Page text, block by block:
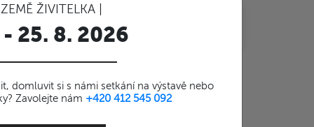
| ZEMĚ ŽIVITELKA |
25. 8. 2026
domluvit si s námi setkání na výstavě nebo
Zavolejte nám +420 412 545 092